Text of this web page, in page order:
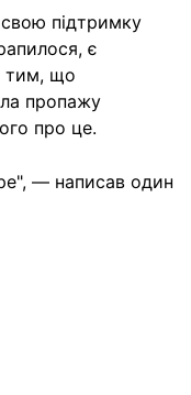
підтримку
є
тим, що
пропажу
про це.
— написав один